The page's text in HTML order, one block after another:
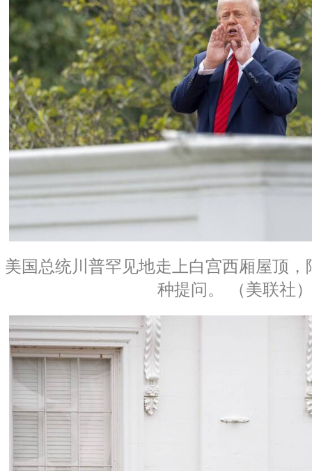
美国总统川普罕见地走上白宫西厢屋顶
种提问。 （美联社）